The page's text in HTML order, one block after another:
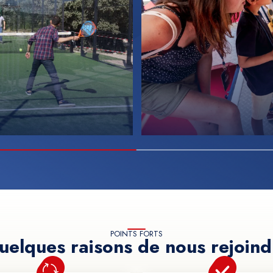
POINTS FORTS
raisons de nous